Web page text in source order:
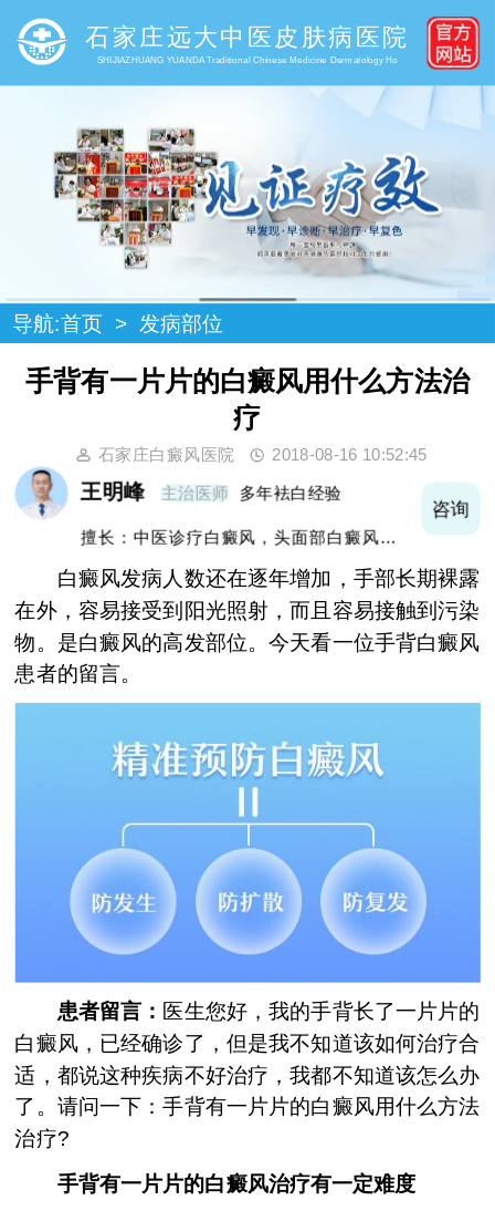
石家庄远大中医皮肤病医院
SHIJIAZHUANG YUANDA Traditional Chinese Medicine Dermatology Ho
导航:首页 > 发病部位
手背有一片片的白癜风用什么方法治
疗
石家庄白癜风医院 2018-08-16 10:52:45
王明峰 主治医师 多年袪白经验
擅长：中医诊疗白癜风，头面部白癜风，青
咨询
白癜风发病人数还在逐年增加，手部长期裸露
在外，容易接受到阳光照射，而且容易接触到污染
物。是白癜风的高发部位。今天看一位手背白癜风
患者的留言。
患者留言： 医生您好，我的手背长了一片片的
白癜风，已经确诊了，但是我不知道该如何治疗合
适，都说这种疾病不好治疗，我都不知道该怎么办
了。请问一下：手背有一片片的白癜风用什么方法
治疗?
手背有一片片的白癜风治疗有一定难度